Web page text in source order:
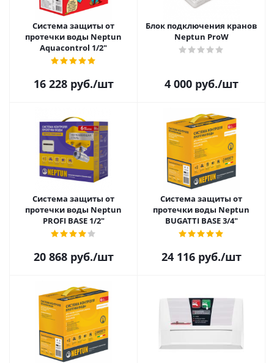
Система защиты от
протечки воды Neptun
Aquacontrol 1/2"
16 228руб./шт
Блок подключения кранов
Neptun ProW
4 000руб./шт
Система защиты от
протечки воды Neptun
PROFI BASE 1/2"
20 868руб./шт
Система защиты от
протечки воды Neptun
BUGATTI BASE 3/4"
24 116руб./шт